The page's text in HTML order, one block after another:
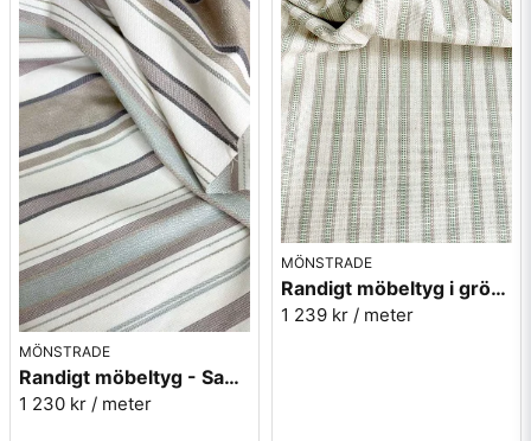
MÖNSTRADE
Randigt möbeltyg - Sanderson Dobby Stripe Mineral
1 230 kr / meter
MÖNSTRADE
Randigt möbeltyg i grönt - Sanderson Melford stripe sage
1 239 kr / meter